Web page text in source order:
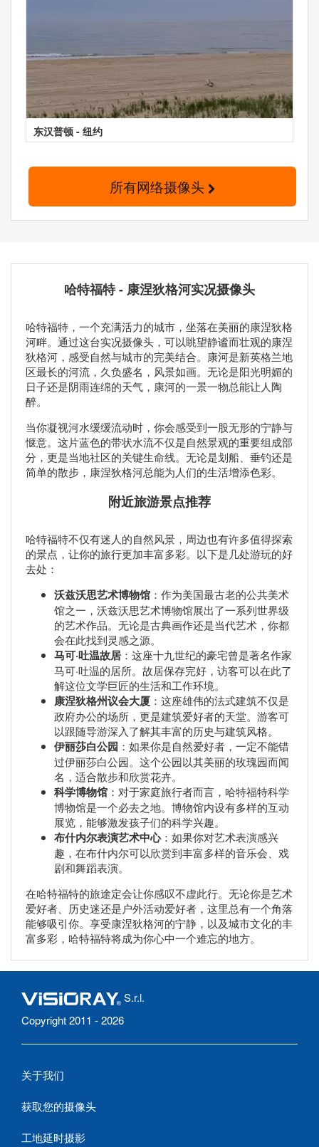
东汉普顿 - 纽约
所有网络摄像头
哈特福特 - 康涅狄格河实况摄像头
哈特福特，一个充满活力的城市，坐落在美丽的康涅狄格
河畔。通过这台实况摄像头，可以眺望静谧而壮观的康涅
狄格河，感受自然与城市的完美结合。康河是新英格兰地
区最长的河流，久负盛名，风景如画。无论是阳光明媚的
日子还是阴雨连绵的天气，康河的一景一物总能让人陶
醉。
当你凝视河水缓缓流动时，你会感受到一股无形的宁静与
惬意。这片蓝色的带状水流不仅是自然景观的重要组成部
分，更是当地社区的关键生命线。无论是划船、垂钓还是
简单的散步，康涅狄格河总能为人们的生活增添色彩。
附近旅游景点推荐
哈特福特不仅有迷人的自然风景，周边也有许多值得探索
的景点，让你的旅行更加丰富多彩。以下是几处游玩的好
去处：
沃兹沃思艺术博物馆 ：作为美国最古老的公共美术
馆之一，沃兹沃思艺术博物馆展出了一系列世界级
的艺术作品。无论是古典画作还是当代艺术，你都
会在此找到灵感之源。
马可·吐温故居 ：这座十九世纪的豪宅曾是著名作家
马可·吐温的居所。故居保存完好，访客可以在此了
解这位文学巨匠的生活和工作环境。
康涅狄格州议会大厦 ：这座雄伟的法式建筑不仅是
政府办公的场所，更是建筑爱好者的天堂。游客可
以跟随导游深入了解其丰富的历史与建筑风格。
伊丽莎白公园 ：如果你是自然爱好者，一定不能错
过伊丽莎白公园。这个公园以其美丽的玫瑰园而闻
名，适合散步和欣赏花卉。
科学博物馆 ：对于家庭旅行者而言，哈特福特科学
博物馆是一个必去之地。博物馆内设有多样的互动
展览，能够激发孩子们的科学兴趣。
布什内尔表演艺术中心：如果你对艺术表演感兴
趣，在布什内尔可以欣赏到丰富多样的音乐会、戏
剧和舞蹈表演。
在哈特福特的旅途定会让你感叹不虚此行。无论你是艺术
爱好者、历史迷还是户外活动爱好者，这里总有一个角落
能够吸引你。享受康涅狄格河的宁静，以及城市文化的丰
富多彩，哈特福特将成为你心中一个难忘的地方。
S.r.l.
Copyright 2011 - 2026
关于我们
获取您的摄像头
工地延时摄影